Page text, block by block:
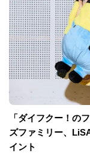
「ダイフクー！の
ズファミリー、
イント